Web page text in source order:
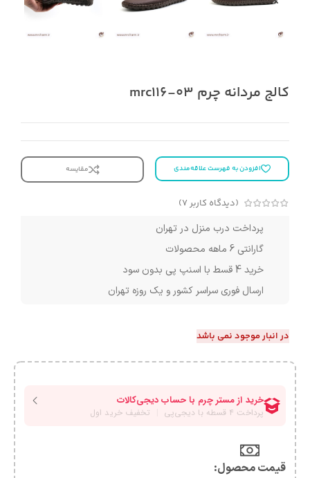
کالج مردانه چرم mrc116-03
افزودن به فهرست علاقه‌مندی مقایسه
(دیدگاه کاربر7
)
پرداخت درب منزل در تهران
گارانتی 6 ماهه محصولات
خرید 4 قسط با اسنپ پی بدون سود
ارسال فوری سراسر کشور و یک روزه تهران
در انبار موجود نمی باشد
قیمت محصول:​